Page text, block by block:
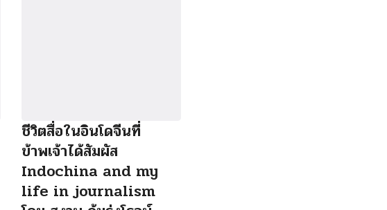
ชีวิตสื่อในอินโดจีนที่
ข้าพเจ้าได้สัมผัส
Indochina and my
life in journalism